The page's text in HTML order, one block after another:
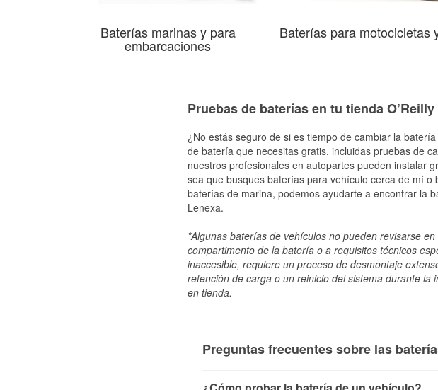
Baterías marinas y para
embarcaciones
Baterías para motocicletas
Pruebas de baterías en tu tienda
¿No estás seguro de si es tiempo de cambiar la
de batería que necesitas gratis, incluidas pruebas de
nuestros profesionales en autopartes pueden instalar
sea que busques baterías para vehículo cerca de mí
baterías de marina, podemos ayudarte a encontrar la
Lenexa.
*Algunas baterías de vehículos no pueden revisarse
compartimento de la batería o a requisitos técnicos
inaccesible, requiere un proceso de desmontaje
retención de carga o un reinicio del sistema durante
en tienda.
Preguntas frecuentes sobre las